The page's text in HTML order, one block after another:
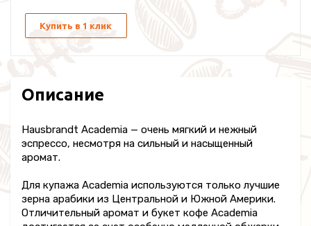
Купить в 1 клик
Описание
Hausbrandt Academia — очень мягкий и нежный
эспрессо, несмотря на сильный и насыщенный
аромат.
Для купажа Academia используются только лучшие
зерна арабики из Центральной и Южной Америки.
Отличительный аромат и букет кофе Academia